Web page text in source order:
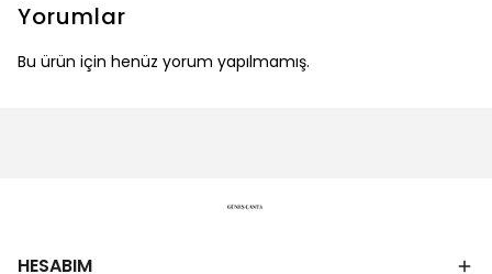
Yorumlar
Bu ürün için henüz yorum yapılmamış.
HESABIM